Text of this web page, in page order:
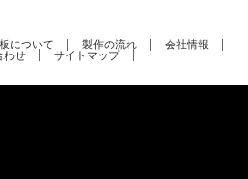
について 製作の流れ
会社情報
わせ サイトマップ